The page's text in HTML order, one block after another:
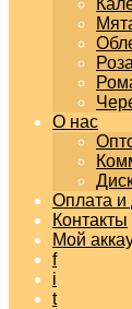
Роза
О нас
Оплата и
Контакты
Мой
f
i
t